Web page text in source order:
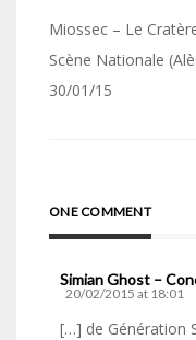
de
l’article
Miossec – Le
Scène Nationale
30/01/15
ONE COMMENT
Simian Ghost –
20/02/2015 at 18:01
[…] de Génération